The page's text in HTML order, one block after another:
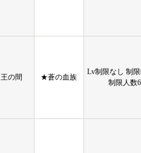
王の間 ★蒼の血族
Lv制限なし 制
制限人数